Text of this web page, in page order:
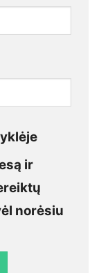
ir
norėsiu